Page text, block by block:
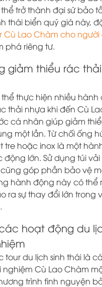
trở thành đại sứ bảo
thái biển quý giá này,
Cù Lao Chàm cho
phá riêng tư.
giảm thiểu rác
thực hiện nhiều
thải nhựa khi đến Cù
cá nhân giúp giảm
một lần. Từ chối ống
tre hoặc inox là một
lớn. Sử dụng túi
góp phần bảo vệ
hành động này có thể
ra sự thay đổi lớn trong
hoạt động du
tour du lịch sinh thái là
nghiệm Cù Lao Chàm
trình tình nguyện